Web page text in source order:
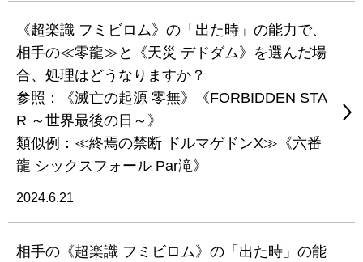
《超楽識 フミビロム》の「出た時」の能力で、
相手の≪零龍≫と《天災 デドダム》を選んだ場
合、処理はどうなりますか？
参照：《滅亡の起源 零無》《FORBIDDEN STA
R ～世界最後の日～》
類似例：≪終焉の禁断 ドルマゲドンX≫《六番
龍 シックスフォール Par滝》
2024.6.21
相手の《超楽識 フミビロム》の「出た時」の能